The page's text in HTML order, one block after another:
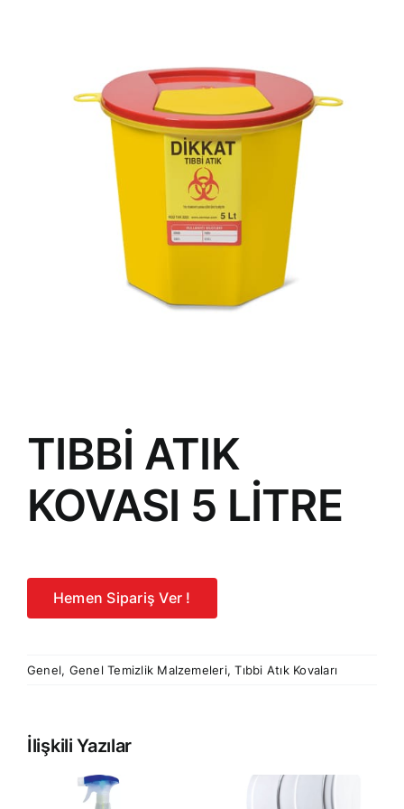
TIBBİ ATIK
KOVASI 5 LİTRE
Hemen Sipariş Ver !
Genel, Genel Temizlik Malzemeleri,Tıbbi Atık Kovaları
İlişkili Yazılar
PRESTİJ